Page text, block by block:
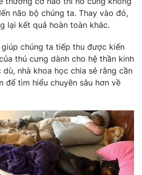
não bộ chúng ta. Thay vào đó,
lại kết quả hoàn toàn khác.
chúng ta tiếp thu được kiến
thú cưng dành cho hệ thần kinh
nhà khoa học chia sẻ rằng cần
để tìm hiểu chuyên sâu hơn về